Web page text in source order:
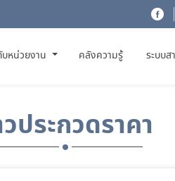
บหน่วยงาน คลังความรู้ ระบบส
ประกวดราคา